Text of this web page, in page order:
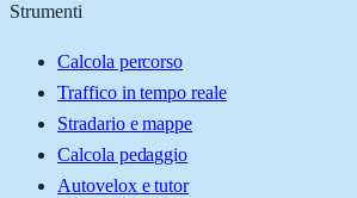
Strumenti
Calcola percorso
Traffico in tempo reale
Stradario e mappe
Calcola pedaggio
Autovelox e tutor